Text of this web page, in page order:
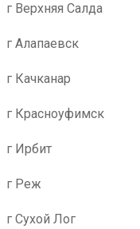
г Верхняя Салда
г Алапаевск
г Качканар
г Красноуфимск
г Ирбит
г Реж
г Сухой Лог